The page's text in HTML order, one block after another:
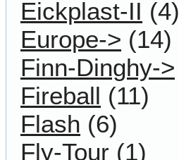
Eickplast-II (4)
Europe-> (14)
Finn-Dinghy->
Fireball (11)
Flash (6)
Fly-Tour (1)